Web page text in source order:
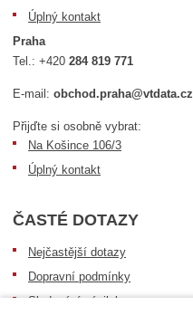
Úplný kontakt
Praha
Tel.:+420284 819 771
E-mail:obchod.praha@vtdata.cz
Přijďte si osobně vybrat:
Na Košince 106/3
Úplný kontakt
ČASTÉ DOTAZY
Nejčastější dotazy
Dopravní podmínky
Sledování zásilek